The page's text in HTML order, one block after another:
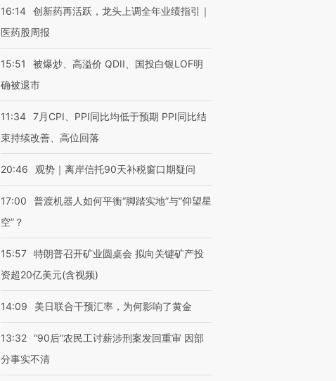
16:14 创新药再活跃，龙头上调全年业绩指引｜
医药股周报
15:51
被爆炒、高溢价 QDII、国投白银LOF明
确被退市
11:34 7月CPI、PPI同比均低于预期 PPI同比结
束持续改善、高位回落
20:46 观势｜离岸信托90天补税窗口期疑问
17:00
普渡机器人如何平衡“脚踏实地”与“仰望星
空”？
15:57 特朗普召开矿业圆桌会 拟向关键矿产投
资超20亿美元(含视频)
14:09 美日联合干预汇率，为何影响了黄金
13:32 “90后”农民工讨薪涉刑案发回重审 因部
分事实不清